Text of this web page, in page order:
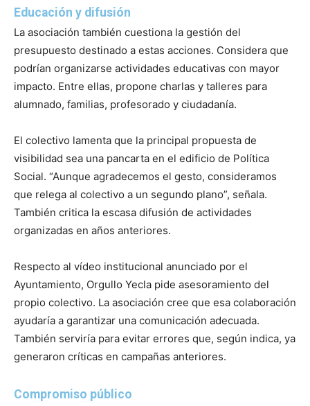
Educación y difusión
La asociación también cuestiona la gestión del
presupuesto destinado a estas acciones. Considera que
podrían organizarse actividades educativas con mayor
impacto. Entre ellas, propone charlas y talleres para
alumnado, familias, profesorado y ciudadanía.
El colectivo lamenta que la principal propuesta de
visibilidad sea una pancarta en el edificio de Política
Social. “Aunque agradecemos el gesto, consideramos
que relega al colectivo a un segundo plano”, señala.
También critica la escasa difusión de actividades
organizadas en años anteriores.
Respecto al vídeo institucional anunciado por el
Ayuntamiento, Orgullo Yecla pide asesoramiento del
propio colectivo. La asociación cree que esa colaboración
ayudaría a garantizar una comunicación adecuada.
También serviría para evitar errores que, según indica, ya
generaron críticas en campañas anteriores.
Compromiso público